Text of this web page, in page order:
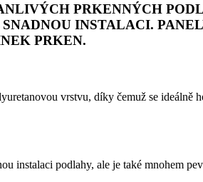
PRKENNÝCH
INSTALACI.
PRKEN.
vrstvu, díky čemuž se ideálně
instalaci podlahy, ale je také mnohem